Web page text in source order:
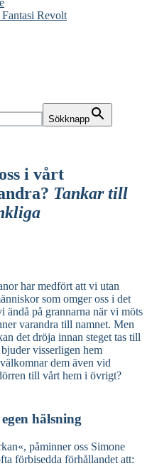
Revolt
Sökknapp
i vårt
Tankar till
har medfört att vi utan
som omger oss i det
ändå på grannarna när vi möts
varandra till namnet. Men
det dröja innan steget tas till
visserligen hem
dem även vid
till vårt hem i övrigt?
hälsning
påminner oss Simone
förbisedda förhållandet att: